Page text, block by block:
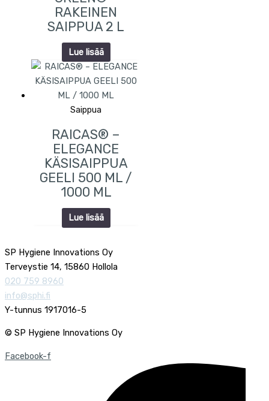
RAKEINEN
SAIPPUA 2 L
Lue lisää
Saippua
RAICAS® –
ELEGANCE
KÄSISAIPPUA
GEELI 500 ML /
1000 ML
Lue lisää
SP Hygiene Innovations Oy
Terveystie 14, 15860 Hollola
020 759 8960
info@sphi.fi
Y-tunnus 1917016-5
© SP Hygiene Innovations Oy
Facebook-f